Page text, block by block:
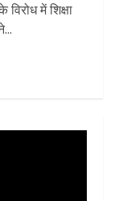
में शिक्षा